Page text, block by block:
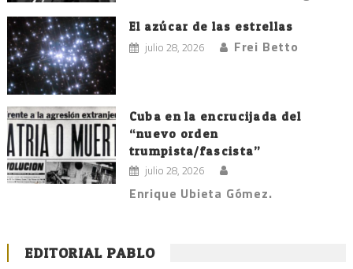
El azúcar de las estrellas
julio 28, 2026 Frei Betto
Cuba en la encrucijada del
“nuevo orden
trumpista/fascista”
julio 28, 2026
Enrique Ubieta Gómez.
EDITORIAL PABLO